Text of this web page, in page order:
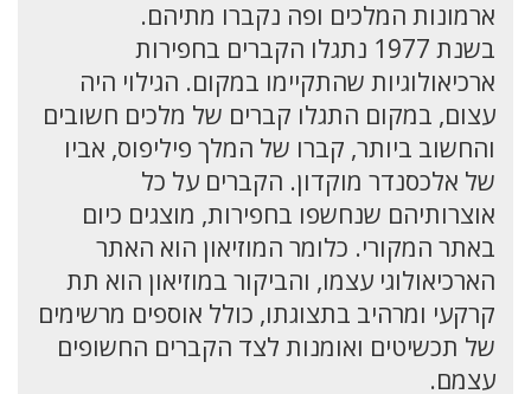
ארמונות המלכים ופה נקברו מתיהם.
בשנת 1977 נתגלו הקברים בחפירות
ארכיאולוגיות שהתקיימו במקום. הגילוי היה
עצום, במקום התגלו קברים של מלכים חשובים
והחשוב ביותר, קברו של המלך פיליפוס, אביו
של אלכסנדר מוקדון. הקברים על כל
אוצרותיהם שנחשפו בחפירות, מוצגים כיום
באתר המקורי. כלומר המוזיאון הוא האתר
הארכיאולוגי עצמו, והביקור במוזיאון הוא תת
קרקעי ומרהיב בתצוגתו, כולל אוספים מרשימים
של תכשיטים ואומנות לצד הקברים החשופים
עצמם.